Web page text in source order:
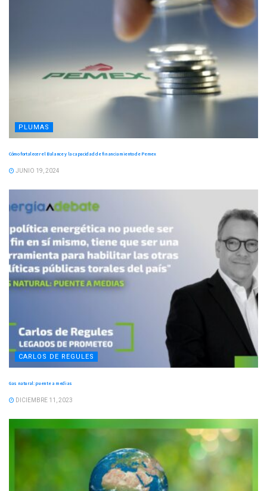
PLUMAS
Cómo fortalecer el Balance y la capacidad de financiamiento de Pemex
JUNIO 19, 2024
CARLOS DE REGULES
Gas natural: puente a medias
DICIEMBRE 11, 2023